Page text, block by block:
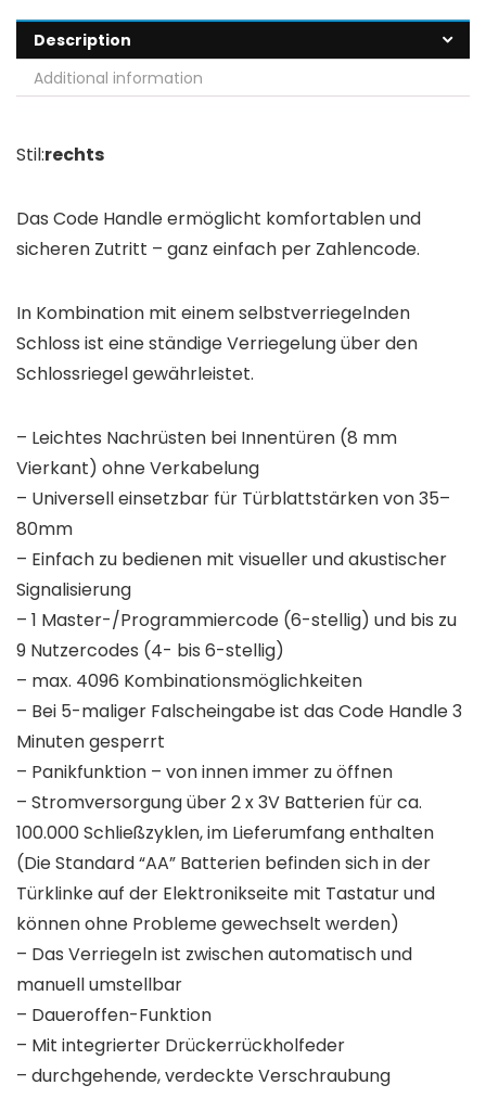
Description
Additional information
Stil:rechts
Das Code Handle ermöglicht komfortablen und
sicheren Zutritt – ganz einfach per Zahlencode.
In Kombination mit einem selbstverriegelnden
Schloss ist eine ständige Verriegelung über den
Schlossriegel gewährleistet.
– Leichtes Nachrüsten bei Innentüren (8 mm
Vierkant) ohne Verkabelung
– Universell einsetzbar für Türblattstärken von 35–
80mm
– Einfach zu bedienen mit visueller und akustischer
Signalisierung
– 1 Master-/Programmiercode (6-stellig) und bis zu
9 Nutzercodes (4- bis 6-stellig)
– max. 4096 Kombinationsmöglichkeiten
– Bei 5-maliger Falscheingabe ist das Code Handle 3
Minuten gesperrt
– Panikfunktion – von innen immer zu öffnen
– Stromversorgung über 2 x 3V Batterien für ca.
100.000 Schließzyklen, im Lieferumfang enthalten
(Die Standard “AA” Batterien befinden sich in der
Türklinke auf der Elektronikseite mit Tastatur und
können ohne Probleme gewechselt werden)
– Das Verriegeln ist zwischen automatisch und
manuell umstellbar
– Daueroffen-Funktion
– Mit integrierter Drückerrückholfeder
– durchgehende, verdeckte Verschraubung